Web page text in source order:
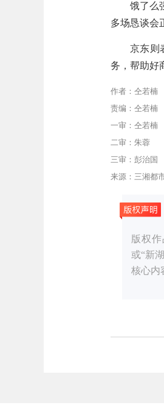
饿了么
多场恳谈会
京东则
务，帮助好
作者：仝若楠
责编：仝若楠
一审：仝若楠
二审：朱蓉
三审：彭治国
来源：三湘都
版权
或“新
核心内